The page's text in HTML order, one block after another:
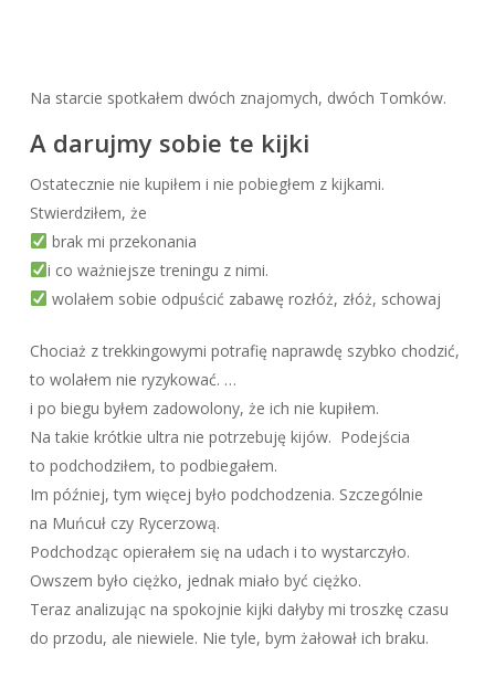
Na starcie spotkałem dwóch znajomych, dwóch Tomków.
A darujmy sobie te kijki
Ostatecznie nie kupiłem i nie pobiegłem z kijkami.
Stwierdziłem, że
brak mi przekonania
i co ważniejsze treningu z nimi.
wolałem sobie odpuścić zabawę rozłóż, złóż, schowaj
Chociaż z trekkingowymi potrafię naprawdę szybko chodzić,
to wolałem nie ryzykować. …
i po biegu byłem zadowolony, że ich nie kupiłem.
Na takie krótkie ultra nie potrzebuję kijów. Podejścia
to podchodziłem, to podbiegałem.
Im później, tym więcej było podchodzenia. Szczególnie
na Muńcuł czy Rycerzową.
Podchodząc opierałem się na udach i to wystarczyło.
Owszem było ciężko, jednak miało być ciężko.
Teraz analizując na spokojnie kijki dałyby mi troszkę czasu
do przodu, ale niewiele. Nie tyle, bym żałował ich braku.